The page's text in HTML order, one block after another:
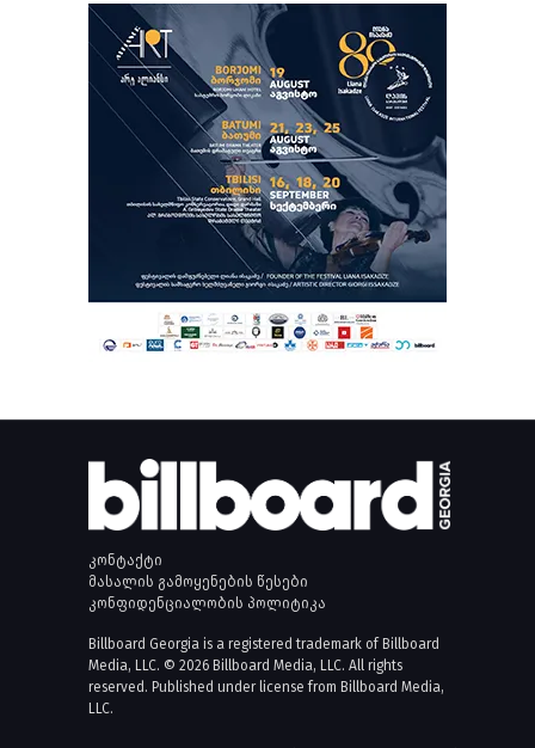
კონტაქტი
მასალის გამოყენების წესები
კონფიდენციალობის პოლიტიკა
Billboard Georgia is a registered trademark of Billboard
Media, LLC. © 2026 Billboard Media, LLC. All rights
reserved. Published under license from Billboard Media,
LLC.